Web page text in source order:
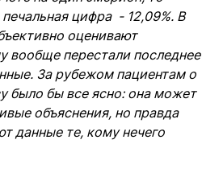
цифра - 12,09%. В
оценивают
вообще перестали последнее
За рубежом пациентам о
было бы все ясно: она может
объяснения, но правда
данные те, кому нечего